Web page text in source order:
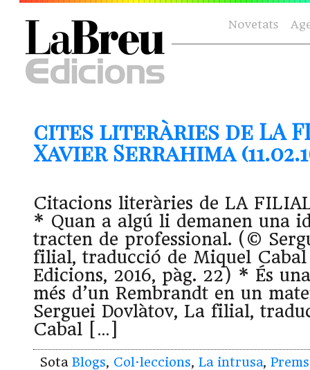
Novetats
cites literàries de LA
Xavier Serrahima
Citacions literàries de LA
* Quan a algú li demanen una
tracten de professional. (©
filial, traducció de Miquel
Edicions, 2016, pàg. 22) * És
més d’un Rembrandt en un
Serguei Dovlàtov, La filial,
Cabal […]
Sota Blogs, Col·leccions, La intrusa,